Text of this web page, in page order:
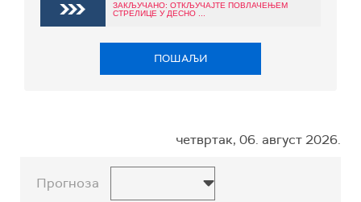
ЗАКЉУЧАНО: ОТКЉУЧАЈТЕ ПОВЛАЧЕЊЕМ
СТРЕЛИЦЕ У ДЕСНО ...
ПОШАЉИ
четвртак, 06. август 2026.
Прогноза